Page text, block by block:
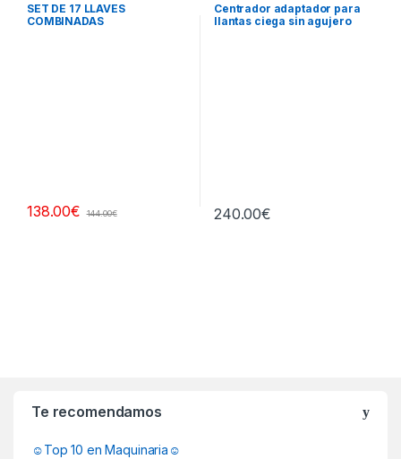
SET DE 17 LLAVES
COMBINADAS
138.00€ 144.00€
Centrador adaptador para
llantas ciega sin agujero
240.00€
Te recomendamos
☺Top 10 en Maquinaria☺